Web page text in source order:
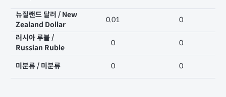
뉴질랜드 달러 / New
Zealand Dollar
0.01 0
러시아 루블 /
Russian Ruble
0 0
미분류 / 미분류 0 0